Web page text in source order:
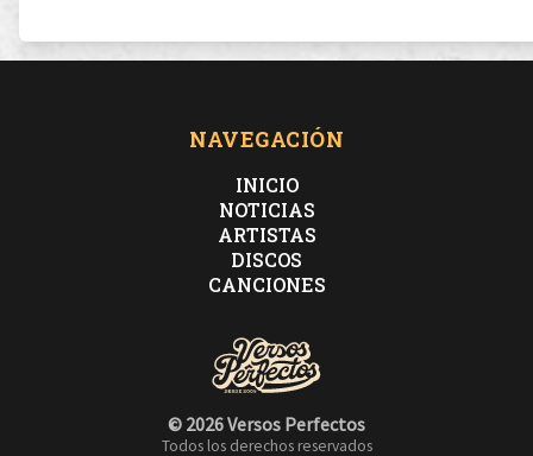
NAVEGACIÓN
INICIO
NOTICIAS
ARTISTAS
DISCOS
CANCIONES
© 2026 Versos Perfectos
Todos los derechos reservados